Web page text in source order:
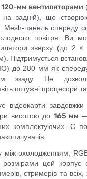
мм вентиляторами
на задній), що
Mesh-панель спереду
повітря. Ви
зверху (до 2
Підтримується
до 280 мм як
ззаду. Це
потужні процесори та
відеокарти
висотою до 165 мм
комплектуючих. Є
між охолодженням,
цей корпус
стримерів та всіх,